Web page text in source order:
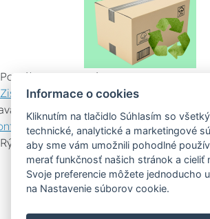
Pomáhame ostatným
Zistiť viac
spoluprácu
nás
Rýchly kontakt
Zákaznícky servis
Poradenstvo
Informace o cookies
Kliknutím na tlačidlo Súhlasím so
technické, analytické a marketingové
aby sme vám umožnili pohodlné
merať funkčnosť našich stránok a cieliť
Svoje preferencie môžete jednoducho
na Nastavenie súborov cookie.